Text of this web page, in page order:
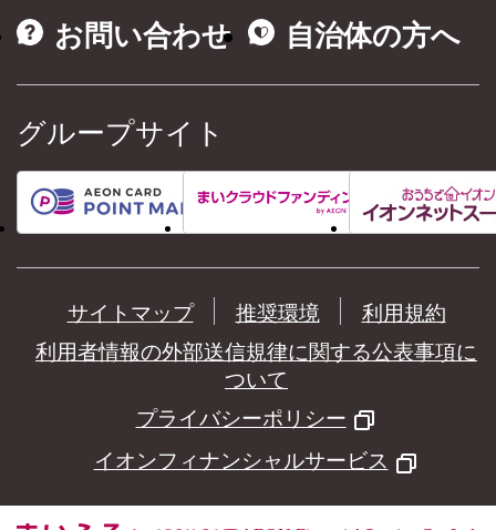
お問い合わせ
自治体の方へ
グループサイト
サイトマップ 推奨環境
利用規約
利用者情報の外部送信規律に関する公表事項に
ついて
プライバシーポリシー
イオンフィナンシャルサービス